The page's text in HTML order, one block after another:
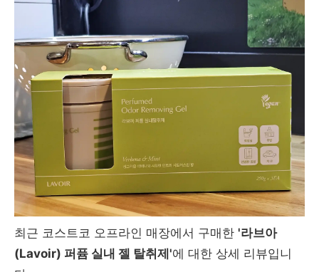
최근 코스트코 오프라인 매장에서 구매한 '라브아
(Lavoir) 퍼퓸 실내 젤 탈취제'에 대한 상세 리뷰입니